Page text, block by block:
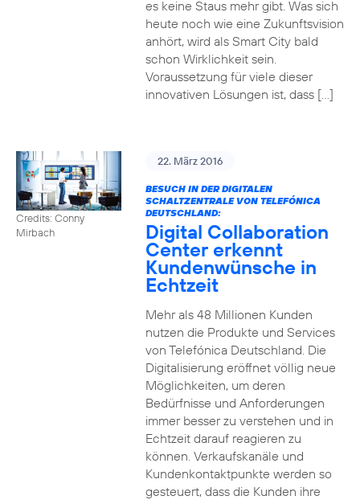
es keine Staus mehr gibt. Was sich
heute noch wie eine Zukunftsvision
anhört, wird als Smart City bald
schon Wirklichkeit sein.
Voraussetzung für viele dieser
innovativen Lösungen ist, dass […]
Credits: Conny
Mirbach
22. März 2016
BESUCH IN DER DIGITALEN
SCHALTZENTRALE VON TELEFÓNICA
DEUTSCHLAND:
Digital Collaboration
Center erkennt
Kundenwünsche in
Echtzeit
Mehr als 48 Millionen Kunden
nutzen die Produkte und Services
von Telefónica Deutschland. Die
Digitalisierung eröffnet völlig neue
Möglichkeiten, um deren
Bedürfnisse und Anforderungen
immer besser zu verstehen und in
Echtzeit darauf reagieren zu
können. Verkaufskanäle und
Kundenkontaktpunkte werden so
gesteuert, dass die Kunden ihre